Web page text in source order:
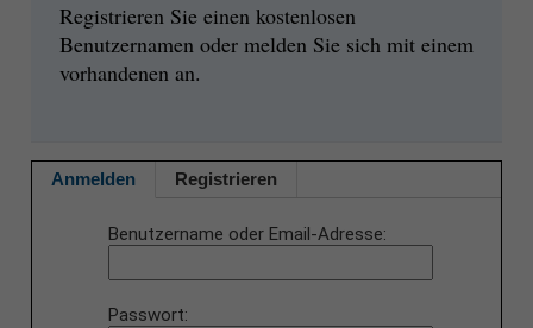
Registrieren Sie einen kostenlosen
Benutzernamen oder melden Sie sich mit einem
vorhandenen an.
Anmelden Registrieren
Benutzername oder Email-Adresse
Passwort